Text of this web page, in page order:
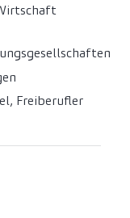
Freiberufler